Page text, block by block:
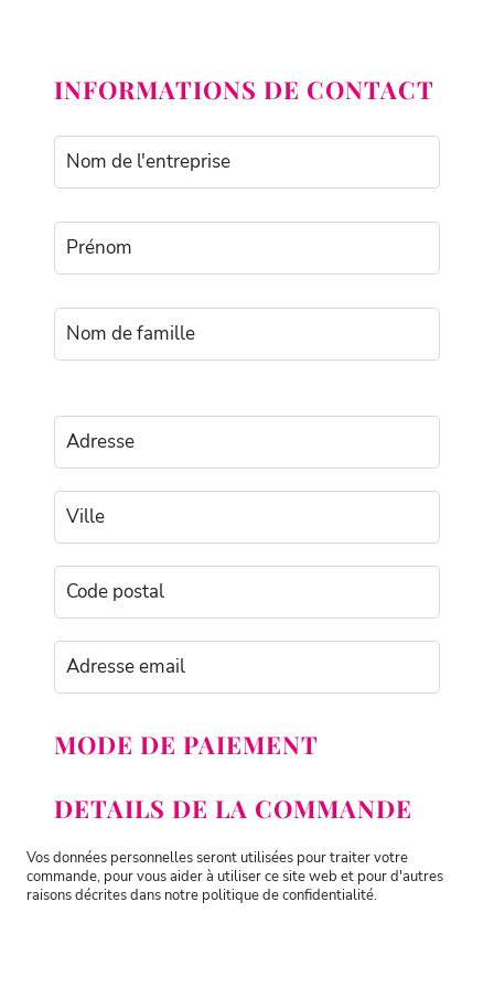
INFORMATIONS DE CONTACT
MODE DE PAIEMENT
DETAILS DE LA COMMANDE
Vos données personnelles seront utilisées pour traiter votre
commande, pour vous aider à utiliser ce site web et pour d'autres
raisons décrites dans notre politique de confidentialité.